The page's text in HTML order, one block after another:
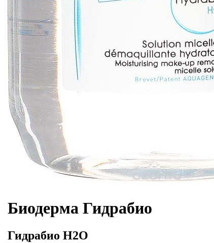
Биодерма Гидрабио
Гидрабио H2O